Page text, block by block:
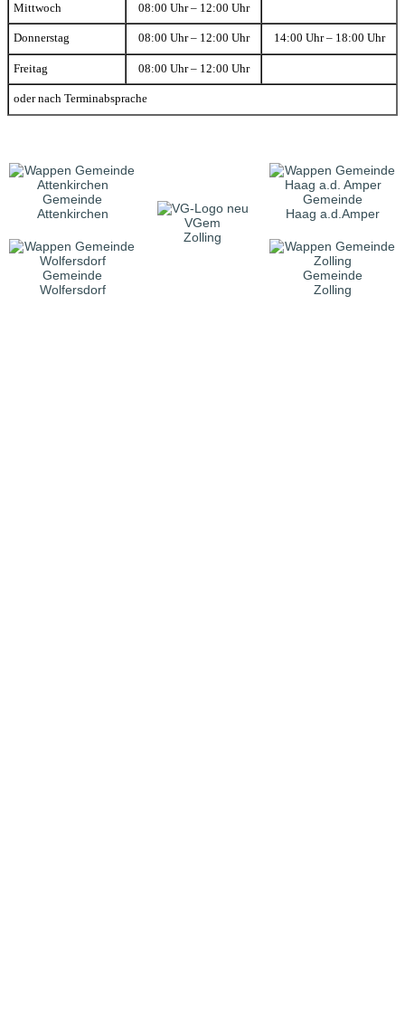
Mittwoch 08:00 Uhr – 12:00 Uhr
Donnerstag 08:00 Uhr – 12:00 Uhr 14:00 Uhr – 18:00 Uhr
Freitag 08:00 Uhr – 12:00 Uhr
oder nach Terminabsprache
Gemeinde
Attenkirchen
VGem
Zolling
Gemeinde
Haag a.d.Amper
Gemeinde
Wolfersdorf
Gemeinde
Zolling